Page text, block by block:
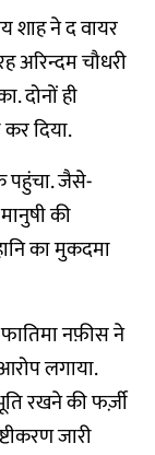
शाह ने द वायर
अरिन्दम चौधरी
दोनों ही
दिया.
पहुंचा. जैसे-
की
का मुकदमा
नफ़ीस ने
लगाया.
रखने की फर्ज़ी
जारी